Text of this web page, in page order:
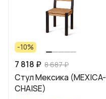
-10%
7 818 ₽ 8 687 ₽
Стул Мексика (MEXICA-
CHAISE)